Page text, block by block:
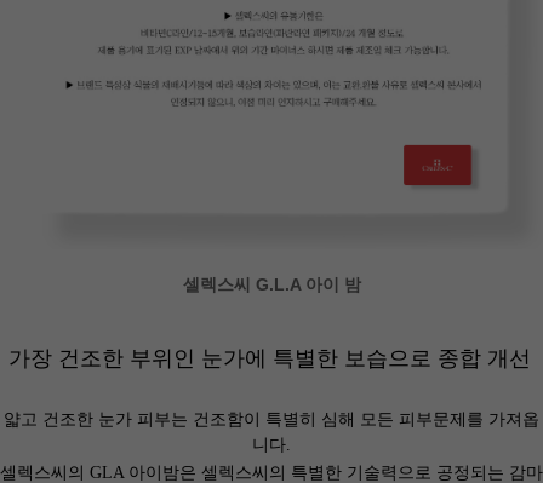
셀렉스씨 G.L.A 아이 밤
가장 건조한 부위인 눈가에 특별한 보습으로 종합 개선
얇고 건조한 눈가 피부는 건조함이 특별히 심해 모든 피부문제를 가져옵
니다.
셀렉스씨의 GLA 아이밤은 셀렉스씨의 특별한 기술력으로 공정되는 감마